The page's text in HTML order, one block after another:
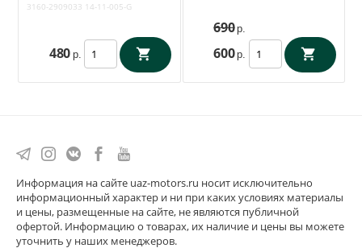
14-11-005-G) 3160-2909033
3160-2909033 14-11-005-G
480 р.
690 р.
600 р.
Информация на сайте uaz-motors.ru носит исключительно
информационный характер и ни при каких условиях материалы
и цены, размещенные на сайте, не являются публичной
офертой. Информацию о товарах, их наличие и цены вы можете
уточнить у наших менеджеров.